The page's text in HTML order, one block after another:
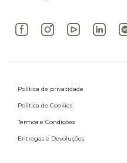
Política de privacidade
Política de Cookies
Termos e Condições
Entregas e Devoluções